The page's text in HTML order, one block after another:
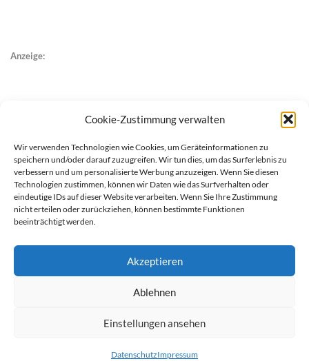
Cookie-Zustimmung verwalten
Wir verwenden Technologien wie Cookies, um Geräteinformationen zu
speichern und/oder darauf zuzugreifen. Wir tun dies, um das Surferlebnis zu
verbessern und um personalisierte Werbung anzuzeigen. Wenn Sie diesen
Technologien zustimmen, können wir Daten wie das Surfverhalten oder
eindeutige IDs auf dieser Website verarbeiten. Wenn Sie Ihre Zustimmung
nicht erteilen oder zurückziehen, können bestimmte Funktionen
beeinträchtigt werden.
Akzeptieren
Ablehnen
Einstellungen ansehen
DatenschutzImpressum
Anzeige:
MyWebstage.de.